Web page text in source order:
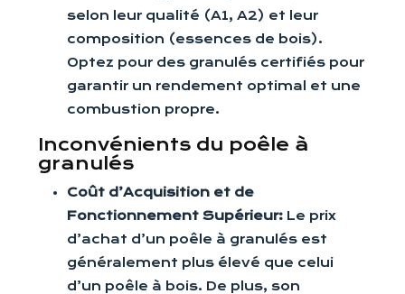
selon leur qualité (A1, A2) et leur
composition (essences de bois).
Optez pour des granulés certifiés pour
garantir un rendement optimal et une
combustion propre.
Inconvénients du poêle à
granulés
Coût d’Acquisition et de
Fonctionnement Supérieur: Le prix
d’achat d’un poêle à granulés est
généralement plus élevé que celui
d’un poêle à bois. De plus, son